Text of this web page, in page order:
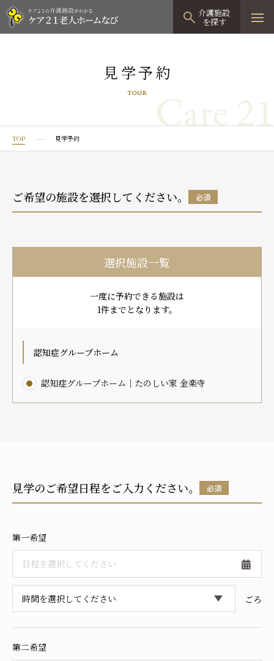
介護施設
を探す
見学予約
有料老人ホームTOP
プレザングラン
プレザンメゾン
有料老人ホームとは
グループホーム
たのしい家
認知症対応型グループホームとは
認知症のおはなし
小規模多機能型居宅介護TOP
たのしい家
小規模多機能型居宅介護とは
0120-944
運営会社
プライバシーポリシー
採用情報
見学予約
TOUR Care 21
TOP 見学予約
ご希望の施設を選択してください。 必須
選択施設一覧
一度に予約できる施設は
1件までとなります。
認知症グループホーム
認知症グループホーム｜たのしい家 金楽寺
見学のご希望日程をご入力ください。 必須
第一希望
ごろ
第二希望